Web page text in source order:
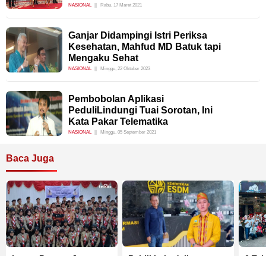
NASIONAL Rabu, 17 Maret 2021
Ganjar Didampingi Istri Periksa
Kesehatan, Mahfud MD Batuk tapi
Mengaku Sehat
NASIONAL Minggu, 22 Oktober 2023
Pembobolan Aplikasi
PeduliLindungi Tuai Sorotan, Ini
Kata Pakar Telematika
NASIONAL Minggu, 05 September 2021
Baca Juga